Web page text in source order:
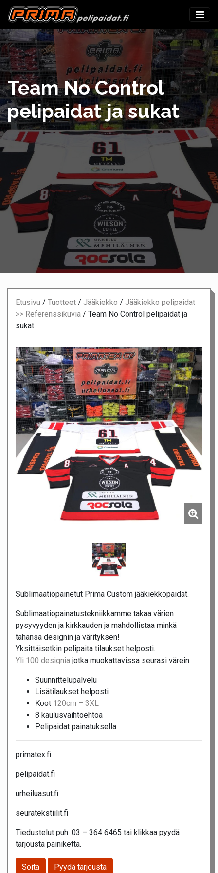
Team No Control
pelipaidat ja sukat
Etusivu / Tuotteet / Jääkiekko / Jääkiekko pelipaidat
>> Referenssikuvia / Team No Control pelipaidat ja
sukat
Sublimaatiopainetut Prima Custom jääkiekkopaidat.
Sublimaatiopainatustekniikkamme takaa värien
pysyvyyden ja kirkkauden ja mahdollistaa minkä
tahansa designin ja värityksen!
Yksittäisetkin pelipaita tilaukset helposti.
Yli 100 designia jotka muokattavissa seurasi värein.
Suunnittelupalvelu
Lisätilaukset helposti
Koot 120cm – 3XL
8 kaulusvaihtoehtoa
Pelipaidat painatuksella
primatex.fi
pelipaidat.fi
urheiluasut.fi
seuratekstiilit.fi
Tiedustelut puh. 03 – 364 6465 tai klikkaa pyydä
tarjousta painiketta.
Soita Pyydä tarjousta